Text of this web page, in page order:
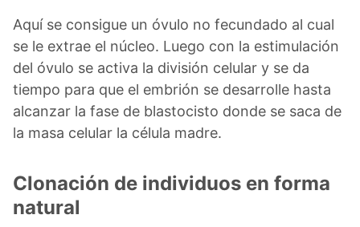
Aquí se consigue un óvulo no fecundado al cual
se le extrae el núcleo. Luego con la estimulación
del óvulo se activa la división celular y se da
tiempo para que el embrión se desarrolle hasta
alcanzar la fase de blastocisto donde se saca de
la masa celular la célula madre.
Clonación de individuos en forma
natural